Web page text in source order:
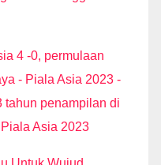
4 -0, permulaan
- Piala Asia 2023 -
tahun penampilan di
Asia 2023